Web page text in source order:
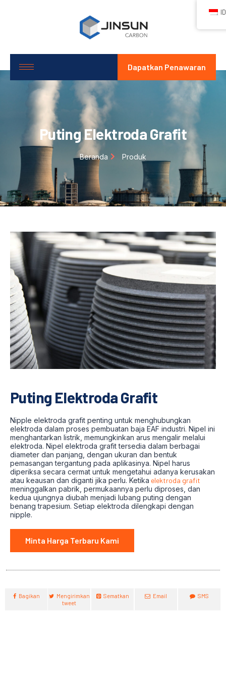
Dapatkan Penawaran
Puting Elektroda Grafit
Beranda Produk
Puting Elektroda Grafit
Nipple elektroda grafit penting untuk menghubungkan
elektroda dalam proses pembuatan baja EAF industri. Nipel ini
menghantarkan listrik, memungkinkan arus mengalir melalui
elektroda. Nipel elektroda grafit tersedia dalam berbagai
diameter dan panjang, dengan ukuran dan bentuk
pemasangan tergantung pada aplikasinya. Nipel harus
diperiksa secara cermat untuk mengetahui adanya kerusakan
atau keausan dan diganti jika perlu. Ketika elektroda grafit
meninggalkan pabrik, permukaannya perlu diproses, dan
kedua ujungnya diubah menjadi lubang puting dengan
benang trapesium. Setiap elektroda dilengkapi dengan
nipple.
Minta Harga Terbaru Kami
Bagikan
Mengirimkan
tweet
Sematkan Email SMS
ID